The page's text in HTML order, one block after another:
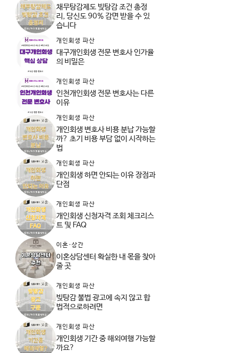
채무탕감제도 빚탕감 조건 총정
리, 당신도 90% 감면 받을 수 있
습니다
개인회생 파산
대구개인회생 전문 변호사 인가율
의 비밀은
개인회생 파산
인천개인회생 전문 변호사는 다른
이유
개인회생 파산
개인회생 변호사 비용 분납 가능할
까? 초기 비용 부담 없이 시작하는
법
개인회생 파산
개인회생 하면 안되는 이유 장점과
단점
개인회생 파산
개인회생 신청자격 조회 체크리스
트 및 FAQ
이혼·상간
이혼상담센터 확실한 내 몫을 찾아
줄 곳
개인회생 파산
빚탕감 불법 광고에 속지 않고 합
법적으로하려면
개인회생 파산
개인회생 기간 중 해외여행 가능할
까요?